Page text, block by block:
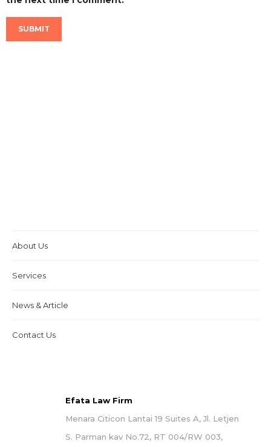
About Us
Services
News & Article
Contact Us
Efata Law Firm
Menara Citicon Lantai 19 Suites A, Jl. Letjen
S. Parman kav No.72, RT 004/RW 003,